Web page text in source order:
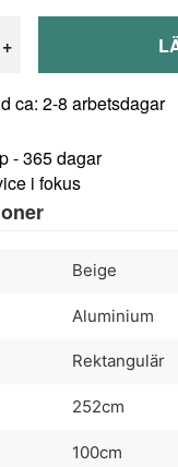
+
ca: 2-8 arbetsdagar
- 365 dagar
i fokus
Beige
Aluminium
Rektangulär
252cm
100cm